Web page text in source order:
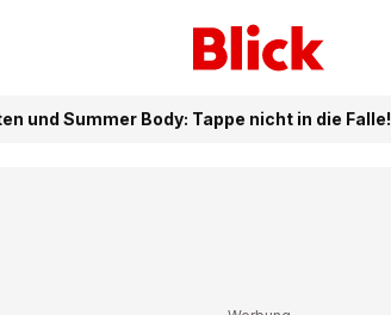
und Summer Body: Tappe nicht in die Falle!